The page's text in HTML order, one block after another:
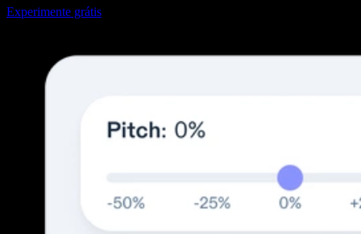
Experimente grátis